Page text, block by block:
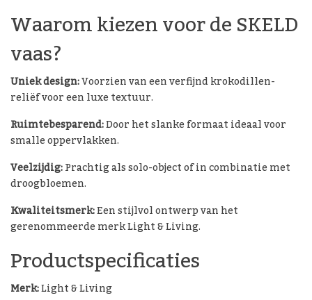
Waarom kiezen voor de SKELD
vaas?
Uniek design:Voorzien van een verfijnd krokodillen-
reliëf voor een luxe textuur.
Ruimtebesparend:Door het slanke formaat ideaal voor
smalle oppervlakken.
Veelzijdig:Prachtig als solo-object of in combinatie met
droogbloemen.
Kwaliteitsmerk:Een stijlvol ontwerp van het
gerenommeerde merk Light & Living.
Productspecificaties
Merk:Light & Living